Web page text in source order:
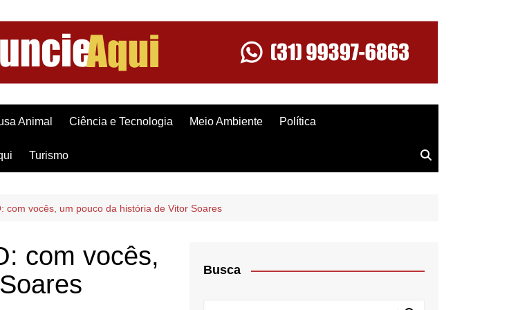
Animal Ciência e Tecnologia Meio Ambiente Política
Turismo
com vocês, um pouco da história de Vitor Soares
com vocês,
Busca